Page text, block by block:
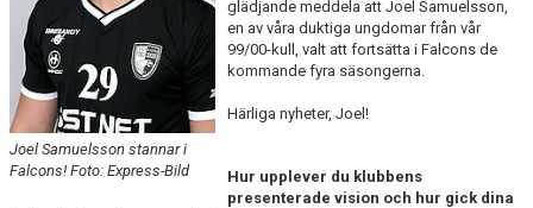
Joel Samuelsson stannar i
Falcons! Foto: Express-Bild
glädjande meddela att Joel Samuelsson,
en av våra duktiga ungdomar från vår
99/00-kull, valt att fortsätta i Falcons de
kommande fyra säsongerna.
Härliga nyheter, Joel!
Hur upplever du klubbens
presenterade vision och hur gick dina